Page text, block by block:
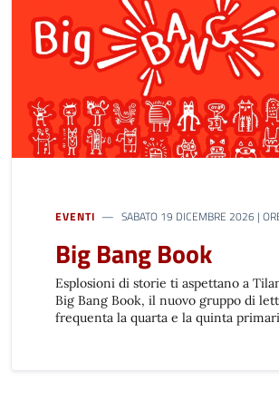
EVENTI SABATO 19 DICEMBRE 2026 |
Big Bang Book
Esplosioni di storie ti aspettano a
Big Bang Book, il nuovo gruppo di
frequenta la quarta e la quinta